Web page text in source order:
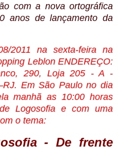
com a nova ortográfica
anos de lançamento da
2011 na sexta-feira na
Leblon ENDEREÇO:
290, Loja 205 - A -
Em São Paulo no dia
manhã as 10:00 horas
Logosofia e com uma
o tema:
- De frente